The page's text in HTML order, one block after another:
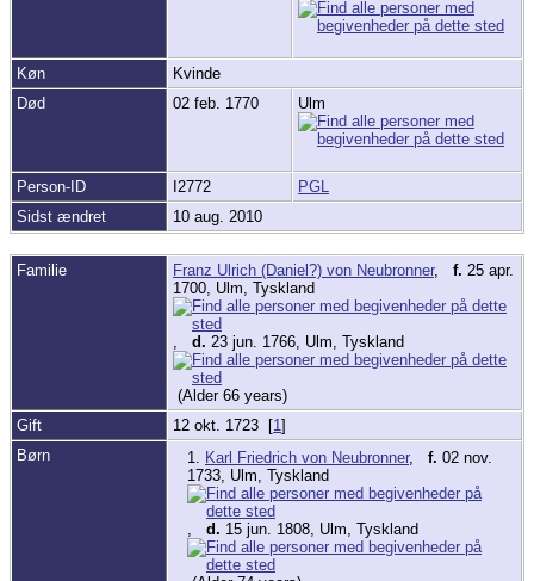
Køn
Kvinde
Død
02 feb. 1770 Ulm
Person-ID I2772
PGL
Sidst ændret
10 aug. 2010
Familie Franz Ulrich (Daniel?) von Neubronner, f. 25 apr.
1700, Ulm, Tyskland
d. 23 jun. 1766, Ulm, Tyskland
(Alder 66 years)
Gift
12 okt. 1723 [1]
Børn
1. Karl Friedrich von Neubronner, f. 02 nov.
1733, Ulm, Tyskland
d. 15 jun. 1808, Ulm, Tyskland